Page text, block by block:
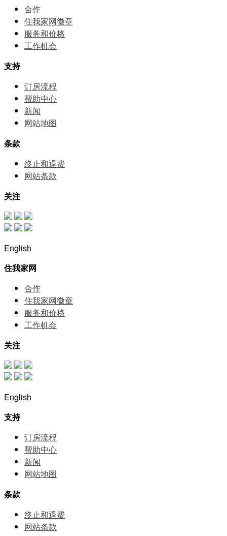
合作
住我家网徽章
服务和价格
⼯作机会
支持
订房流程
帮助中⼼
新闻
网站地图
条款
终止和退费
网站条款
关注
English
住我家网
合作
住我家网徽章
服务和价格
⼯作机会
关注
English
支持
订房流程
帮助中⼼
新闻
网站地图
条款
终止和退费
网站条款